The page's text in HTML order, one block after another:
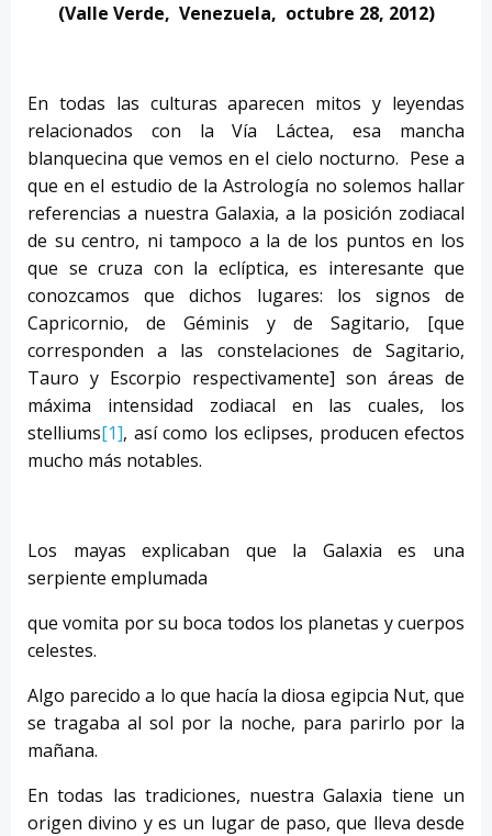
(Valle Verde, Venezuela, octubre 28, 2012)
En todas las culturas aparecen mitos y leyendas
relacionados con la Vía Láctea, esa mancha
blanquecina que vemos en el cielo nocturno. Pese a
que en el estudio de la Astrología no solemos hallar
referencias a nuestra Galaxia, a la posición zodiacal
de su centro, ni tampoco a la de los puntos en los
que se cruza con la eclíptica, es interesante que
conozcamos que dichos lugares: los signos de
Capricornio, de Géminis y de Sagitario, [que
corresponden a las constelaciones de Sagitario,
Tauro y Escorpio respectivamente] son áreas de
máxima intensidad zodiacal en las cuales, los
stelliums[1], así como los eclipses, producen efectos
mucho más notables.
Los mayas explicaban que la Galaxia es una
serpiente emplumada
que vomita por su boca todos los planetas y cuerpos
celestes.
Algo parecido a lo que hacía la diosa egipcia Nut, que
se tragaba al sol por la noche, para parirlo por la
mañana.
En todas las tradiciones, nuestra Galaxia tiene un
origen divino y es un lugar de paso, que lleva desde